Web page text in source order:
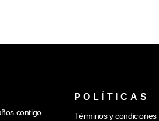
contigo.
POLÍTICAS
Términos y condiciones